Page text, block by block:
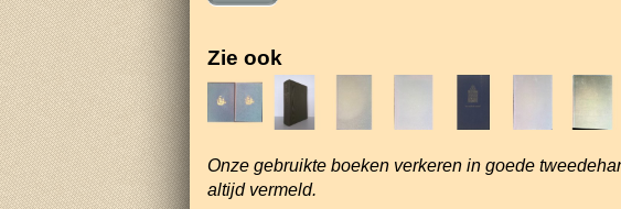
Zie ook
Onze gebruikte boeken verkeren in goede
altijd vermeld.